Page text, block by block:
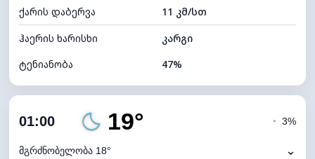
ქარის დაბერვა
11 კმ/სთ
ჰაერის ხარისხი
კარგი
ტენიანობა
47%
ღრუბლიანობა
ნამის წერტილი
01:00 19°
მგრძნობელობა 18°
◔ 3%
⌄